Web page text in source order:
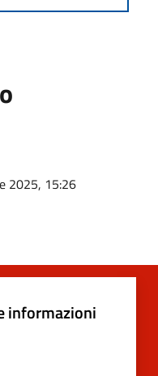
2025, 15:26
informazioni